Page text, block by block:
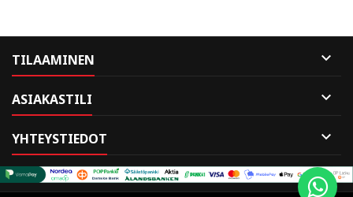
TILAAMINEN 
ASIAKASTILI 
YHTEYSTIEDOT 